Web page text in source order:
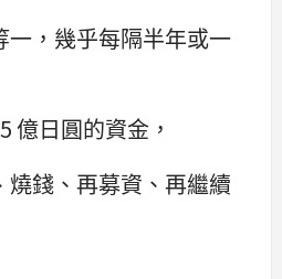
一，幾乎每隔半年或一
億日圓的資金，
燒錢、再募資、再繼續